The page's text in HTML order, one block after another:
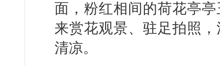
面，粉红相间的荷花亭
来赏花观景、驻足拍照
清凉。